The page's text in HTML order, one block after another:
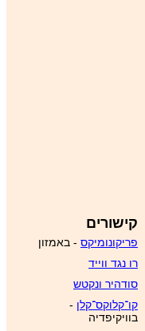
קישורים
פריקונומיקס - באמזון
רו נגד ווייד
סודהיר ונקטש
קו־קלוקס־קלן -
בוויקיפדיה